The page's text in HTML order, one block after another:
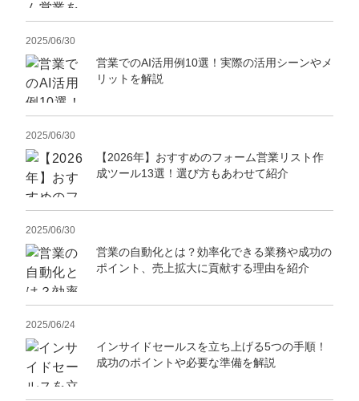
2025/06/30
営業でのAI活用例10選！実際の活用シーンやメ
リットを解説
2025/06/30
【2026年】おすすめのフォーム営業リスト作
成ツール13選！選び方もあわせて紹介
2025/06/30
営業の自動化とは？効率化できる業務や成功の
ポイント、売上拡大に貢献する理由を紹介
2025/06/24
インサイドセールスを立ち上げる5つの手順！
成功のポイントや必要な準備を解説